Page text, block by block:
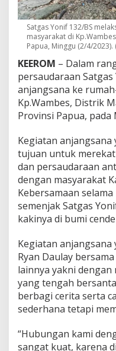
a
n
A
n
j
a
n
g
s
a
n
e
K
p
.
a
m
b
s
Satgas Yonif 132/BS
masyarakat di
Papua, Minggu (2/4/
KEEROM – Dalam
persaudaraan
anjangsana ke
Kp.Wambes, Distrik
Provinsi Papua, pada
Kegiatan anjangsana
tujuan untuk
dan persaudaraan
dengan masyarakat
Kebersamaan
semenjak Satgas
kakinya di bumi
Kegiatan anjangsana
Ryan Daulay
lainnya yakni
yang tengah
berbagi cerita serta
sederhana tetapi
“Hubungan kami
sangat kuat, karena